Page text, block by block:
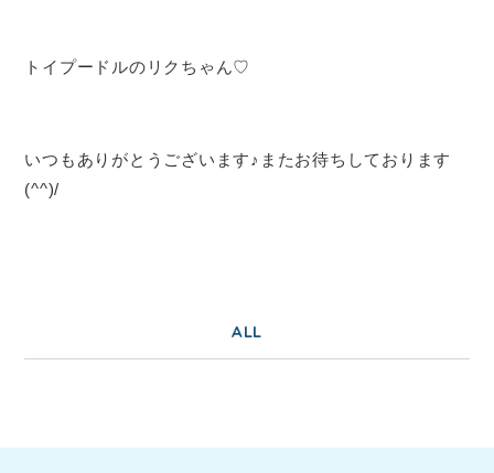
トイプードルのリクちゃん♡
いつもありがとうございます♪またお待ちしております
(^^)/
ALL